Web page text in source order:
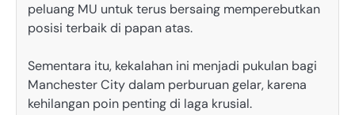
peluang MU untuk terus bersaing memperebutkan
posisi terbaik di papan atas.
Sementara itu, kekalahan ini menjadi pukulan bagi
Manchester City dalam perburuan gelar, karena
kehilangan poin penting di laga krusial.